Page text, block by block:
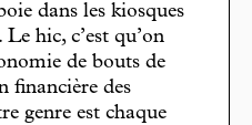
dans les kiosques
hic, c’est qu’on
de bouts de
financière des
genre est chaque